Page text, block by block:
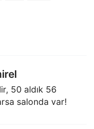
50 aldık 56
salonda var!